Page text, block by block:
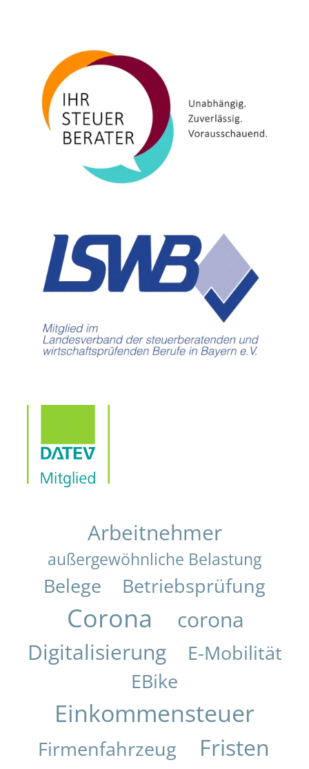
Arbeitnehmer
außergewöhnliche Belastung
Belege Betriebsprüfung
Corona
corona
Digitalisierung
E-Mobilität
EBike
Einkommensteuer
Firmenfahrzeug Fristen